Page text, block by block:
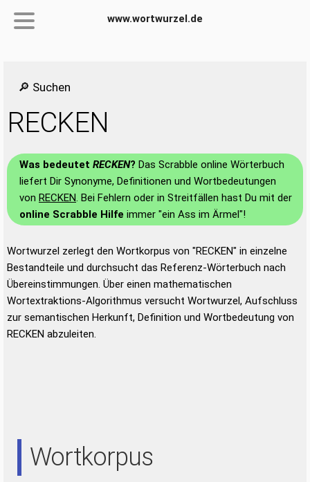
www.wortwurzel.de
🔎 Suchen
RECKEN
Was bedeutet RECKEN? Das Scrabble online Wörterbuch
liefert Dir Synonyme, Definitionen und Wortbedeutungen
von RECKEN. Bei Fehlern oder in Streitfällen hast Du mit der
online Scrabble Hilfe immer "ein Ass im Ärmel"!
Wortwurzel zerlegt den Wortkorpus von "RECKEN" in einzelne
Bestandteile und durchsucht das Referenz-Wörterbuch nach
Übereinstimmungen. Über einen mathematischen
Wortextraktions-Algorithmus versucht Wortwurzel, Aufschluss
zur semantischen Herkunft, Definition und Wortbedeutung von
RECKEN abzuleiten.
Wortkorpus